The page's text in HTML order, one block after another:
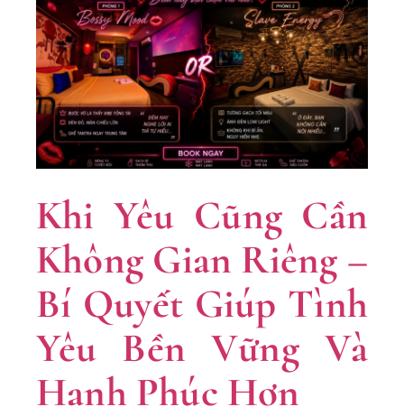
Khi Yêu Cũng Cần
Không Gian Riêng –
Bí Quyết Giúp Tình
Yêu Bền Vững Và
Hạnh Phúc Hơn